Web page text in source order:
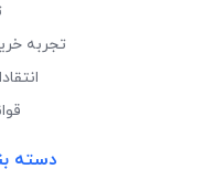
تجربه
دسته